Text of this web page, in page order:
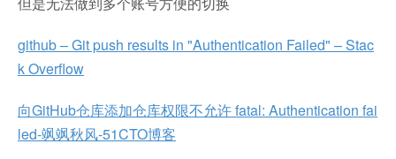
github – Git push results in "Authentication Failed" – Stac
k Overflow
向GitHub仓库添加仓库权限不允许 fatal: Authentication fai
led-飒飒秋风-51CTO博客